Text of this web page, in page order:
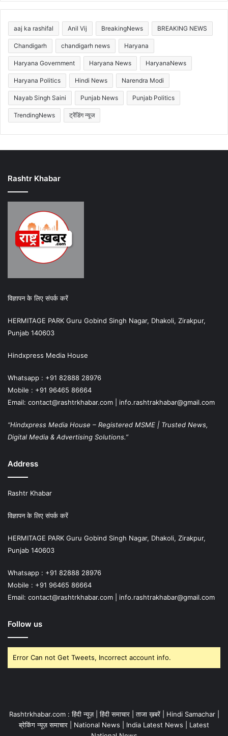
aaj ka rashifal Anil Vij BreakingNews BREAKING NEWS
Chandigarh chandigarh news Haryana
Haryana Government Haryana News HaryanaNews
Haryana Politics Hindi News Narendra Modi
Nayab Singh Saini Punjab News Punjab Politics
TrendingNews ट्रेंडिंग न्यूज
Rashtr Khabar
विज्ञापन के लिए संपर्क करें
HERMITAGE PARK Guru Gobind Singh Nagar, Dhakoli, Zirakpur,
Punjab 140603
Hindxpress Media House
Whatsapp : +91 82888 28976
Mobile : +91 96465 86664
Email: contact@rashtrkhabar.com | info.rashtrakhabar@gmail.com
“Hindxpress Media House – Registered MSME | Trusted News,
Digital Media & Advertising Solutions.”
Address
Rashtr Khabar
विज्ञापन के लिए संपर्क करें
HERMITAGE PARK Guru Gobind Singh Nagar, Dhakoli, Zirakpur,
Punjab 140603
Whatsapp : +91 82888 28976
Mobile : +91 96465 86664
Email: contact@rashtrkhabar.com | info.rashtrakhabar@gmail.com
Follow us
Error Can not Get Tweets, Incorrect account info.
Rashtrkhabar.com : हिंदी न्यूज़ | हिंदी समाचार | ताजा ख़बरें | Hindi Samachar |
ब्रेकिंग न्यूज़ समाचार | National News | India Latest News | Latest